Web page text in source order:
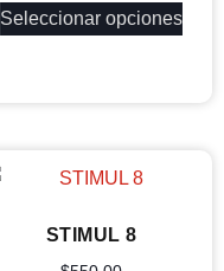
Seleccionar opciones
STIMUL 8